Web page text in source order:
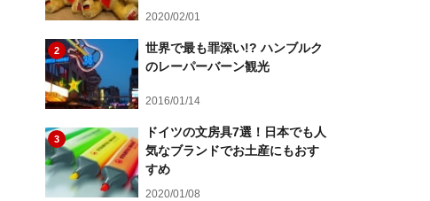
2020/02/01
2
世界で最も罪深い!? ハンブルク
のレーパーバーン観光
2016/01/14
3
ドイツの文房具7選！日本でも人
気なブランドでお土産にもおす
すめ
2020/01/08